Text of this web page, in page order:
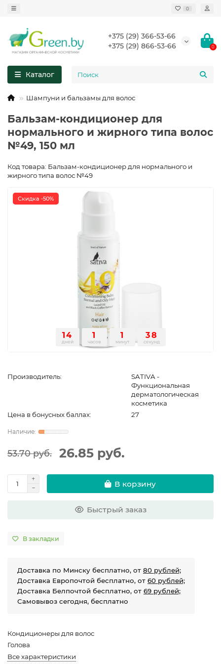
0
+375 (29) 366-53-66
+375 (29) 866-53-66
0
Каталог
Шампуни и бальзамы для волос
Бальзам-кондиционер для
нормального и жирного типа волос
№49, 150 мл
Код товара: Бальзам-кондиционер для нормального и
жирного типа волос №49
Скидка -50%
14
дней
1
часов
1
минут
37
секунд
Производитель:
SATIVA -
Функциональная
дерматологическая
косметика
Цена в бонусных баллах:
27
53.70 руб. 26.85 руб.
В корзину
Быстрый заказ
В закладки
Доставка по Минску бесплатно, от 80 рублей;
Доставка Европочтой бесплатно, от 60 рублей;
Доставка Белпочтой бесплатно, от 69 рублей;
Самовывоз сегодня, бесплатно
Кондиционеры для волос
Голова
Все характеристики